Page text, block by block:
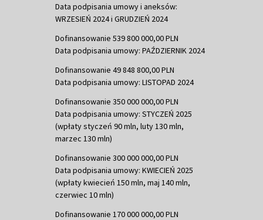
Data podpisania umowy i aneksów:
WRZESIEŃ 2024 i GRUDZIEŃ 2024
Dofinansowanie 539 800 000,00 PLN
Data podpisania umowy: PAŹDZIERNIK 2024
Dofinansowanie 49 848 800,00 PLN
Data podpisania umowy: LISTOPAD 2024
Dofinansowanie 350 000 000,00 PLN
Data podpisania umowy: STYCZEŃ 2025
(wpłaty styczeń 90 mln, luty 130 mln,
marzec 130 mln)
Dofinansowanie 300 000 000,00 PLN
Data podpisania umowy: KWIECIEŃ 2025
(wpłaty kwiecień 150 mln, maj 140 mln,
czerwiec 10 mln)
Dofinansowanie 170 000 000,00 PLN